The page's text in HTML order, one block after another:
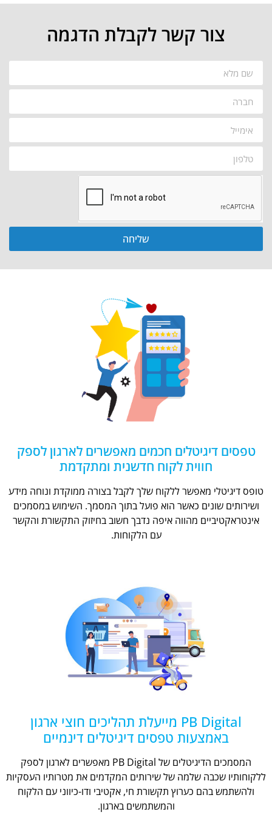
צור קשר לקבלת הדגמה
שליחה
טפסים דיגיטלים חכמים מאפשרים לארגון לספק
חווית לקוח חדשנית ומתקדמת
טופס דיגיטלי מאפשר ללקוח שלך לקבל בצורה ממוקדת ונוחה מידע
ושירותים שונים כאשר הוא פועל בתוך המסמך. השימוש במסמכים
אינטראקטיביים מהווה איפה נדבך חשוב בחיזוק התקשורת והקשר
עם הלקוחות.
PB Digital מייעלת תהליכים חוצי ארגון
באמצעות טפסים דיגיטלים דינמיים
המסמכים הדיגיטלים של PB Digital מאפשרים לארגון לספק
ללקוחותיו שכבה שלמה של שירותים המקדמים את מטרותיו העסקיות
ולהשתמש בהם כערוץ תקשורת חי, אקטיבי ודו-כיווני עם הלקוח
והמשתמשים בארגון.